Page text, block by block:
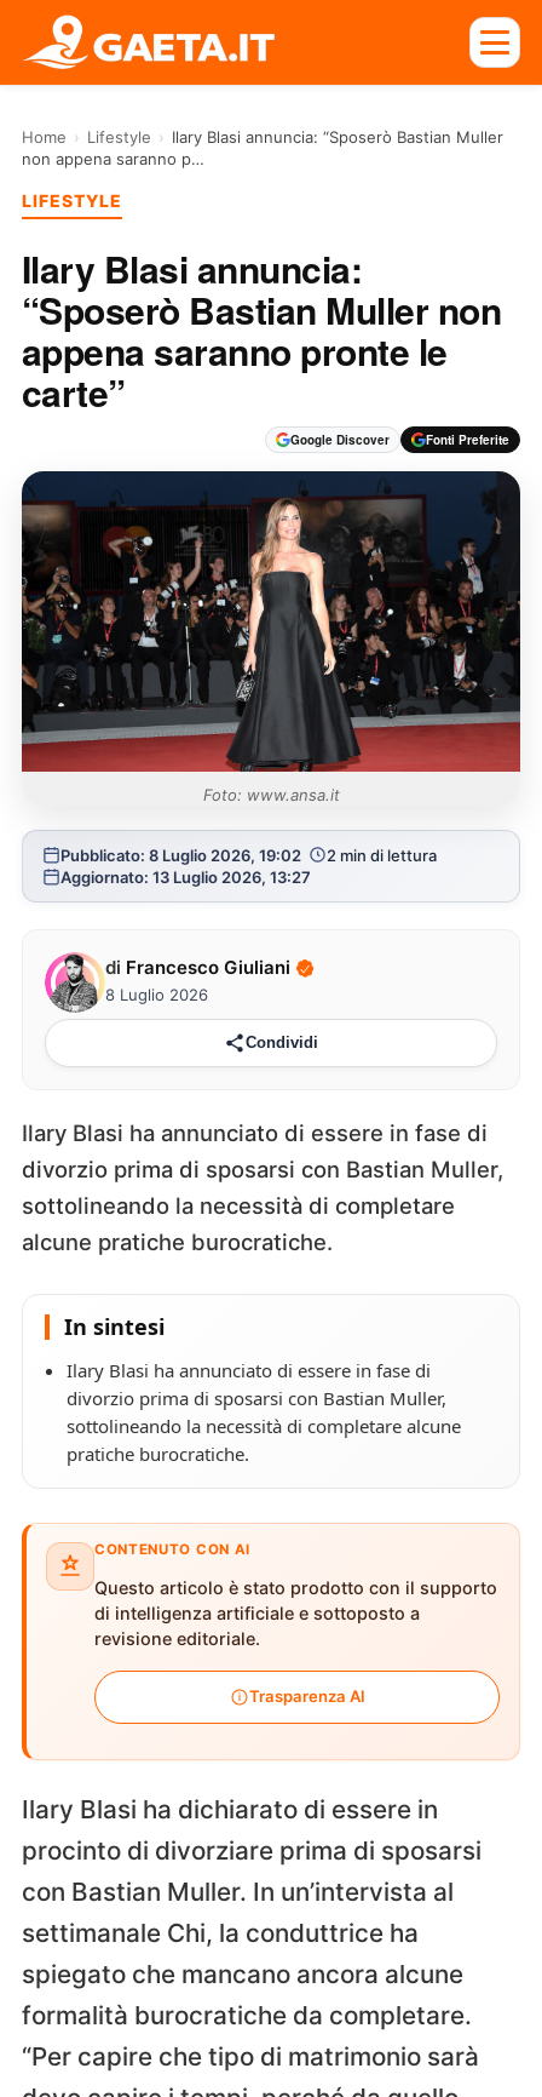
Home › Lifestyle › Ilary Blasi annuncia: “Sposerò Bastian Muller
non appena saranno p…
LIFESTYLE
Ilary Blasi annuncia:
“Sposerò Bastian Muller non
appena saranno pronte le
carte”
Google Discover Fonti Preferite
Foto: www.ansa.it
Pubblicato: 8 Luglio 2026, 19:02
2 min di lettura
Aggiornato: 13 Luglio 2026, 13:27
di Francesco Giuliani
8 Luglio 2026
Condividi
Ilary Blasi ha annunciato di essere in fase di
divorzio prima di sposarsi con Bastian Muller,
sottolineando la necessità di completare
alcune pratiche burocratiche.
In sintesi
Ilary Blasi ha annunciato di essere in fase di
divorzio prima di sposarsi con Bastian Muller,
sottolineando la necessità di completare alcune
pratiche burocratiche.
CONTENUTO CON AI
Questo articolo è stato prodotto con il supporto
di intelligenza artificiale e sottoposto a
revisione editoriale.
Trasparenza AI
Ilary Blasi ha dichiarato di essere in
procinto di divorziare prima di sposarsi
con Bastian Muller. In un’intervista al
settimanale Chi, la conduttrice ha
spiegato che mancano ancora alcune
formalità burocratiche da completare.
“Per capire che tipo di matrimonio sarà